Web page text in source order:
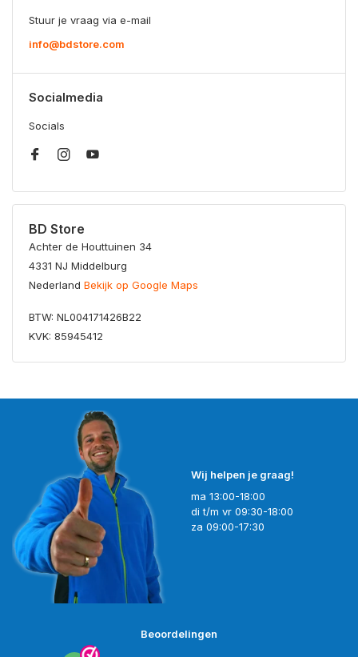
Stuur je vraag via e-mail
info@bdstore.com
Socialmedia
Socials
BD Store
Achter de Houttuinen 34
4331 NJ Middelburg
Nederland Bekijk op Google Maps
BTW: NL004171426B22
KVK: 85945412
Wij helpen je graag!
ma 13:00-18:00
di t/m vr 09:30-18:00
za 09:00-17:30
Beoordelingen